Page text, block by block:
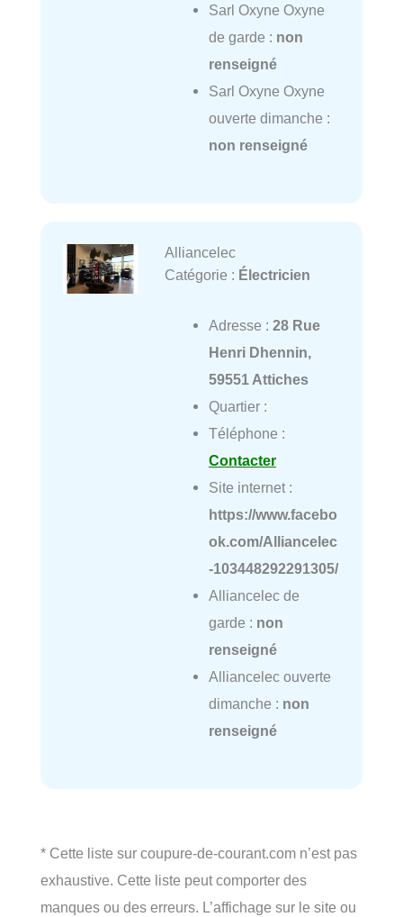
Sarl Oxyne Oxyne
de garde : non
renseigné
Sarl Oxyne Oxyne
ouverte dimanche :
non renseigné
Alliancelec
Catégorie : Électricien
Adresse : 28 Rue
Henri Dhennin,
59551 Attiches
Quartier :
Téléphone :
Contacter
Site internet :
https://www.facebo
ok.com/Alliancelec
-103448292291305/
Alliancelec de
garde : non
renseigné
Alliancelec ouverte
dimanche : non
renseigné
* Cette liste sur coupure-de-courant.com n’est pas
exhaustive. Cette liste peut comporter des
manques ou des erreurs. L’affichage sur le site ou